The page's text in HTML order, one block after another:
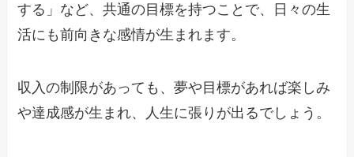
する」など、共通の目標を持つことで、日々の生
活にも前向きな感情が生まれます。
収入の制限があっても、夢や目標があれば楽しみ
や達成感が生まれ、人生に張りが出るでしょう。